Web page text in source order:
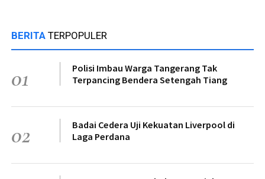
BERITA TERPOPULER
01
Polisi Imbau Warga Tangerang Tak
Terpancing Bendera Setengah Tiang
02
Badai Cedera Uji Kekuatan Liverpool di
Laga Perdana